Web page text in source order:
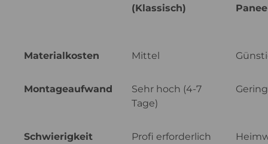
(Klassisch)
Materialkosten Mittel
Montageaufwand
Sehr hoch (4-7
Tage)
Gering
Schwierigkeit Profi erforderlich